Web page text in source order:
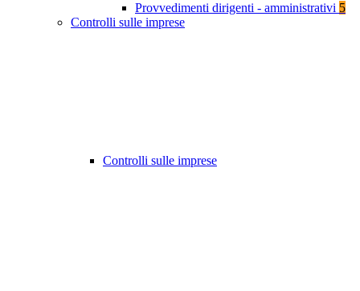
Provvedimenti dirigenti - amministrativi 5
Controlli sulle imprese
Controlli sulle imprese